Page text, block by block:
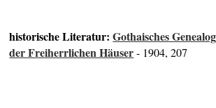
historische Literatur:Gothaisches
der Freiherrlichen Häuser- 1904, 207